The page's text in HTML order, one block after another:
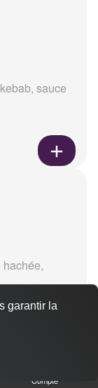
sauce
Compte
garantir la